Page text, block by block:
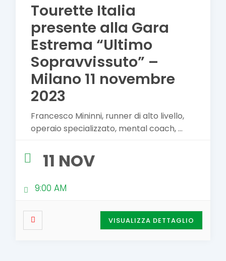
Tourette Italia
presente alla Gara
Estrema “Ultimo
Sopravvissuto” –
Milano 11 novembre
2023
Francesco Mininni, runner di alto livello,
operaio specializzato, mental coach,...
11 NOV
9:00 AM
VISUALIZZA DETTAGLIO